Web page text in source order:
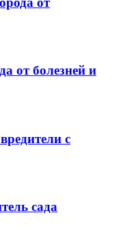
от болезней и
с
сада